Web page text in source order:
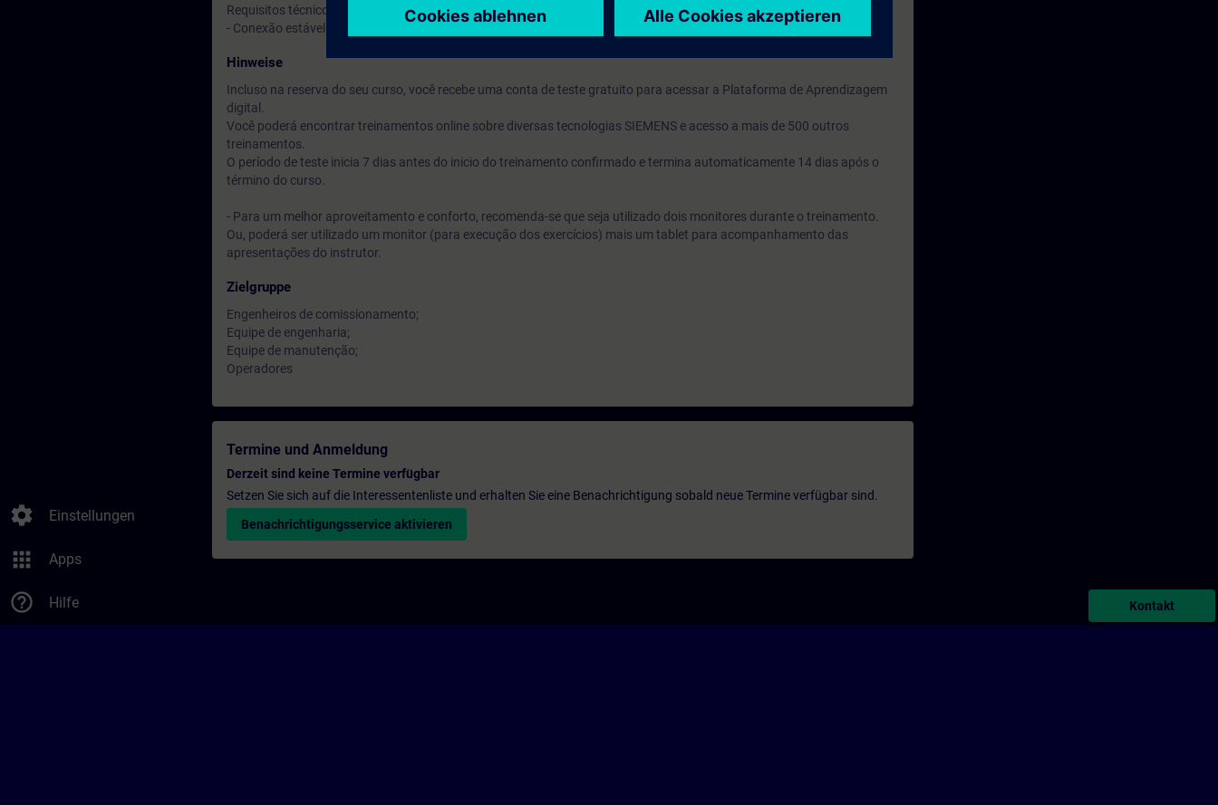
settings Einstellungen
apps Apps
help_outline Hilfe
Requisitos técnicos:
- Conexão estável com a internet e taxa de transferência de dados de 15Mbit/S.
Hinweise
Incluso na reserva do seu curso, você recebe uma conta de teste gratuito para acessar a Plataforma de Aprendizagem
digital.
Você poderá encontrar treinamentos online sobre diversas tecnologias SIEMENS e acesso a mais de 500 outros
treinamentos.
O período de teste inicia 7 dias antes do inicio do treinamento confirmado e termina automaticamente 14 dias após o
término do curso.
- Para um melhor aproveitamento e conforto, recomenda-se que seja utilizado dois monitores durante o treinamento.
Ou, poderá ser utilizado um monitor (para execução dos exercícios) mais um tablet para acompanhamento das
apresentações do instrutor.
Zielgruppe
Engenheiros de comissionamento;
Equipe de engenharia;
Equipe de manutenção;
Operadores
Termine und Anmeldung
Derzeit sind keine Termine verfügbar
Setzen Sie sich auf die Interessentenliste und erhalten Sie eine Benachrichtigung sobald neue Termine verfügbar sind.
Benachrichtigungsservice aktivieren
Kontakt